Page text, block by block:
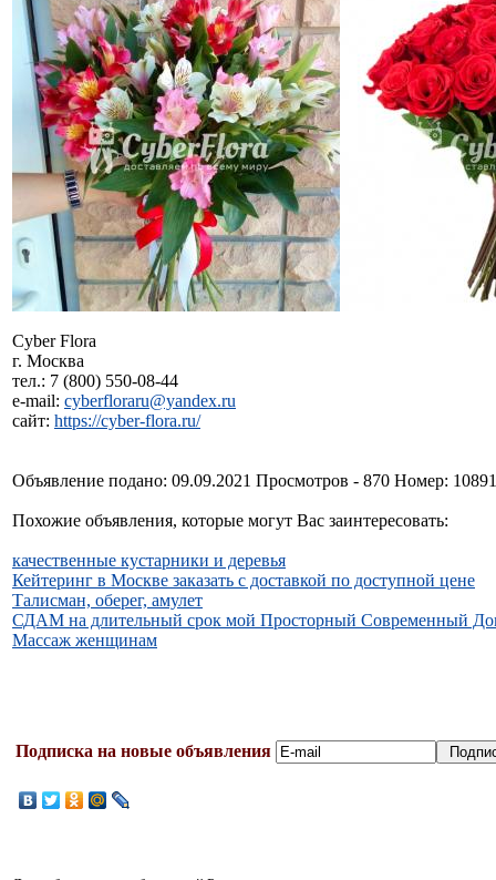
Cyber Flora
г. Москва
тел.: 7 (800) 550-08-44
e-mail: cyberfloraru@yandex.ru
сайт: https://cyber-flora.ru/
Объявление подано: 09.09.2021 Просмотров - 870 Номер:
Похожие объявления, которые могут Вас заинтересовать:
качественные кустарники и деревья
Кейтеринг в Москве заказать с доставкой по доступной цене
Талисман, оберег, амулет
СДАМ на длительный срок мой Просторный Современный
Массаж женщинам
Подписка на новые объявления